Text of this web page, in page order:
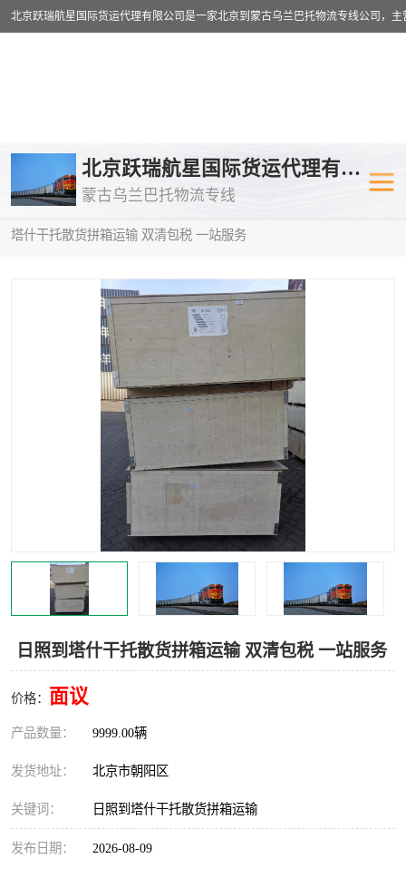
北京跃瑞航星国际货运代理有限公司
蒙古乌兰巴托物流专线
塔什干托散货拼箱运输 双清包税 一站服务
日照到塔什干托散货拼箱运输 双清包税 一站服务
价格： 面议
产品数量： 9999.00辆
发货地址： 北京市朝阳区
关键词： 日照到塔什干托散货拼箱运输
发布日期： 2026-08-09
乌兰巴托物流专线 乌兰巴托铁
乌兰巴托公路运输
中欧班列
蒙古乌兰巴托双清包税
蒙古乌兰巴托空运专线
蒙古乌兰巴托汽运专线
中亚铁路运输